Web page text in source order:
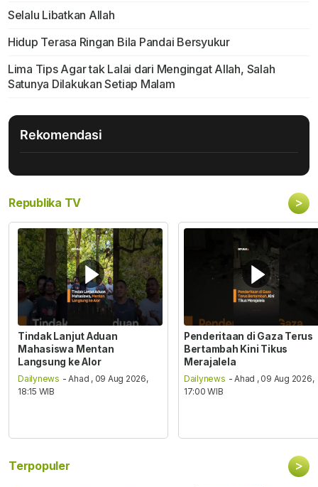
Selalu Libatkan Allah
Hidup Terasa Ringan Bila Pandai Bersyukur
Lima Tips Agar tak Lalai dari Mengingat Allah, Salah
Satunya Dilakukan Setiap Malam
Rekomendasi
Republika TV >
Tindak Lanjut Aduan
Mahasiswa Mentan
Langsung ke Alor
Dailynews - Ahad , 09 Aug 2026,
18:15 WIB
Penderitaan di Gaza Terus
Bertambah Kini Tikus
Merajalela
Dailynews - Ahad , 09 Aug 2026,
17:00 WIB
Terpopuler >